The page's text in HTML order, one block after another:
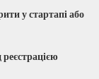
у стартапі або